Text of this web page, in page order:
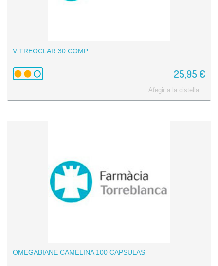
VITREOCLAR 30 COMP.
25,95 €
Afegir a la cistella
OMEGABIANE CAMELINA 100 CAPSULAS